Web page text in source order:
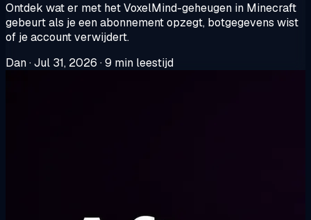
Ontdek wat er met het VoxelMind-geheugen in Minecraft
gebeurt als je een abonnement opzegt, botgegevens wist
of je account verwijdert.
Dan·Jul 31, 2026 ·9 min leestijd